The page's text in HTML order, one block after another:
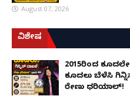
August 07, 2026
ವಿಶೇಷ
2015ರಿಂದ
ಕೂದಲು ಬೆಳೆಸಿ
ರೇಣು ಧರಿಯಾಲ್!